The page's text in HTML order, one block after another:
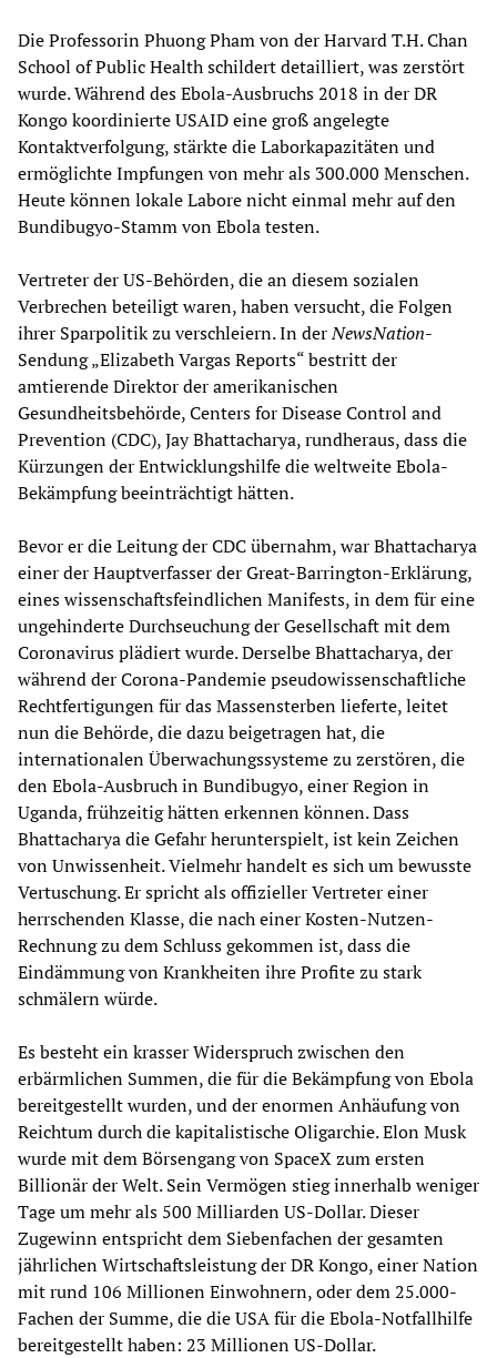
Die Professorin Phuong Pham von der Harvard T.H. Chan
School of Public Health schildert detailliert, was zerstört
wurde. Während des Ebola-Ausbruchs 2018 in der DR
Kongo koordinierte USAID eine groß angelegte
Kontaktverfolgung, stärkte die Laborkapazitäten und
ermöglichte Impfungen von mehr als 300.000 Menschen.
Heute können lokale Labore nicht einmal mehr auf den
Bundibugyo-Stamm von Ebola testen.
Vertreter der US-Behörden, die an diesem sozialen
Verbrechen beteiligt waren, haben versucht, die Folgen
ihrer Sparpolitik zu verschleiern. In derNewsNation-
Sendung „Elizabeth Vargas Reports“ bestritt der
amtierende Direktor der amerikanischen
Gesundheitsbehörde, Centers for Disease Control and
Prevention (CDC), Jay Bhattacharya, rundheraus, dass die
Kürzungen der Entwicklungshilfe die weltweite Ebola-
Bekämpfung beeinträchtigt hätten.
Bevor er die Leitung der CDC übernahm, war Bhattacharya
einer der Hauptverfasser der Great-Barrington-Erklärung,
eines wissenschaftsfeindlichen Manifests, in dem für eine
ungehinderte Durchseuchung der Gesellschaft mit dem
Coronavirus plädiert wurde. Derselbe Bhattacharya, der
während der Corona-Pandemie pseudowissenschaftliche
Rechtfertigungen für das Massensterben lieferte, leitet
nun die Behörde, die dazu beigetragen hat, die
internationalen Überwachungssysteme zu zerstören, die
den Ebola-Ausbruch in Bundibugyo, einer Region in
Uganda, frühzeitig hätten erkennen können. Dass
Bhattacharya die Gefahr herunterspielt, ist kein Zeichen
von Unwissenheit. Vielmehr handelt es sich um bewusste
Vertuschung. Er spricht als offizieller Vertreter einer
herrschenden Klasse, die nach einer Kosten-Nutzen-
Rechnung zu dem Schluss gekommen ist, dass die
Eindämmung von Krankheiten ihre Profite zu stark
schmälern würde.
Es besteht ein krasser Widerspruch zwischen den
erbärmlichen Summen, die für die Bekämpfung von Ebola
bereitgestellt wurden, und der enormen Anhäufung von
Reichtum durch die kapitalistische Oligarchie. Elon Musk
wurde mit dem Börsengang von SpaceX zum ersten
Billionär der Welt. Sein Vermögen stieg innerhalb weniger
Tage um mehr als 500 Milliarden US-Dollar. Dieser
Zugewinn entspricht dem Siebenfachen der gesamten
jährlichen Wirtschaftsleistung der DR Kongo, einer Nation
mit rund 106 Millionen Einwohnern, oder dem 25.000-
Fachen der Summe, die die USA für die Ebola-Notfallhilfe
bereitgestellt haben: 23 Millionen US-Dollar.